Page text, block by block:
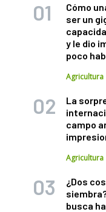
Cómo
ser un
y le dio
poco
Agricultura
La
campo
Agricultura
¿Dos
busca